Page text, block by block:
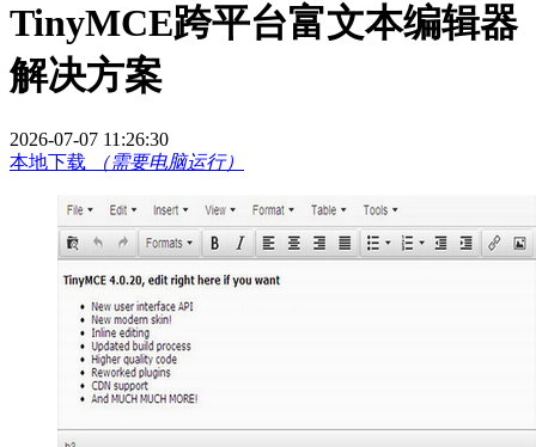
TinyMCE跨平台富文本编辑器
解决方案
2026-07-07 11:26:30
本地下载
（需要电脑运行）